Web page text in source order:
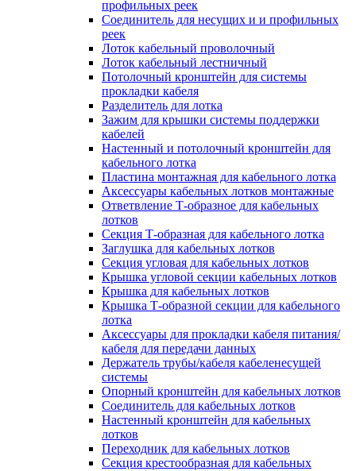
профильных реек
Соединитель для несущих и и профильных
реек
Лоток кабельный проволочный
Лоток кабельный лестничный
Потолочный кронштейн для системы
прокладки кабеля
Разделитель для лотка
Зажим для крышки системы поддержки
кабелей
Настенный и потолочный кронштейн для
кабельного лотка
Пластина монтажная для кабельного лотка
Аксессуары кабельных лотков монтажные
Ответвление Т-образное для кабельных
лотков
Секция Т-образная для кабельного лотка
Заглушка для кабельных лотков
Секция угловая для кабельных лотков
Крышка угловой секции кабельных лотков
Крышка для кабельных лотков
Крышка Т-образной секции для кабельного
лотка
Аксессуары для прокладки кабеля питания/
кабеля для передачи данных
Держатель трубы/кабеля кабеленесущей
системы
Опорный кронштейн для кабельных лотков
Соединитель для кабельных лотков
Настенный кронштейн для кабельных
лотков
Переходник для кабельных лотков
Секция крестообразная для кабельных